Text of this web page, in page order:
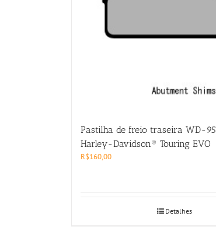
Pastilha de freio traseira WD-
Harley-Davidson® Touring EVO
R$160,00
Detalhes